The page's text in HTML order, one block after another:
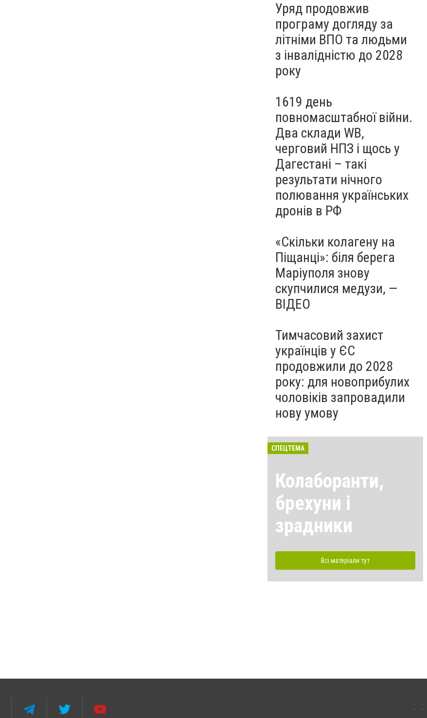
новому українському
фільмі, - ФОТО
Уряд продовжив
програму догляду за
літніми ВПО та людьми
з інвалідністю до 2028
року
1619 день
повномасштабної війни.
Два склади WB,
черговий НПЗ і щось у
Дагестані – такі
результати нічного
полювання українських
дронів в РФ
«Скільки колагену на
Піщанці»: біля берега
Маріуполя знову
скупчилися медузи, —
ВІДЕО
Тимчасовий захист
українців у ЄС
продовжили до 2028
року: для новоприбулих
чоловіків запровадили
нову умову
СПЕЦТЕМА
Колаборанти,
брехуни і
зрадники
Всі матеріали тут